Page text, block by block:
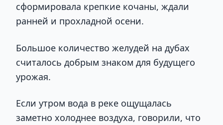
сформировала крепкие кочаны, ждали
ранней и прохладной осени.
Большое количество желудей на дубах
считалось добрым знаком для будущего
урожая.
Если утром вода в реке ощущалась
заметно холоднее воздуха, говорили, что